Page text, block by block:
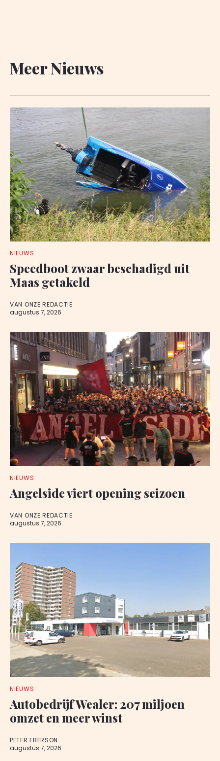
Meer Nieuws
NIEUWS
Speedboot zwaar beschadigd uit
Maas getakeld
VAN ONZE REDACTIE
augustus 7, 2026
NIEUWS
Angelside viert opening seizoen
VAN ONZE REDACTIE
augustus 7, 2026
NIEUWS
Autobedrijf Wealer: 207 miljoen
omzet en meer winst
PETER EBERSON
augustus 7, 2026